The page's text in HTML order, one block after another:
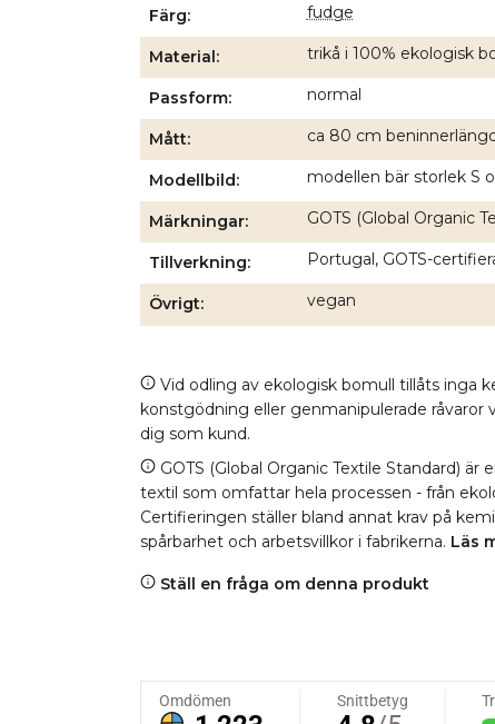
Färg fudge
Material trikå i 100% ekologisk
Passform normal
Mått ca 80 cm
Modellbild modellen bär storlek S
Märkningar GOTS (Global Organic
Tillverkning Portugal, GOTS-
Övrigt vegan
Vid odling av ekologisk bomull tillåts inga
konstgödning eller genmanipulerade råvaror
dig som kund.
GOTS (Global Organic Textile Standard)
textil som omfattar hela processen - från
Certifieringen ställer bland annat krav på
spårbarhet och arbetsvillkor i fabrikerna. Läs
Ställ en fråga om denna produkt